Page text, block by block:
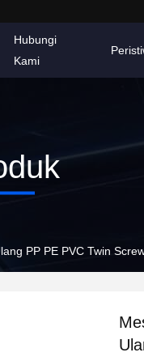
Hubungi
Kami
PP PE PVC Twin